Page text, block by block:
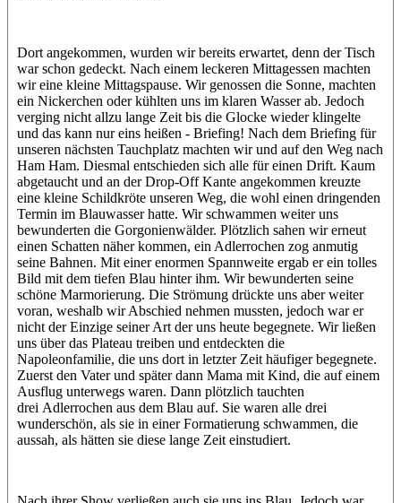
Dort angekommen, wurden wir bereits erwartet, denn der Tisch
war schon gedeckt. Nach einem leckeren Mittagessen machten
wir eine kleine Mittagspause. Wir genossen die Sonne, machten
ein Nickerchen oder kühlten uns im klaren Wasser ab. Jedoch
verging nicht allzu lange Zeit bis die Glocke wieder klingelte
und das kann nur eins heißen - Briefing! Nach dem Briefing für
unseren nächsten Tauchplatz machten wir und auf den Weg nach
Ham Ham. Diesmal entschieden sich alle für einen Drift. Kaum
abgetaucht und an der Drop-Off Kante angekommen kreuzte
eine kleine Schildkröte unseren Weg, die wohl einen dringenden
Termin im Blauwasser hatte. Wir schwammen weiter uns
bewunderten die Gorgonienwälder. Plötzlich sahen wir erneut
einen Schatten näher kommen, ein Adlerrochen zog anmutig
seine Bahnen. Mit einer enormen Spannweite ergab er ein tolles
Bild mit dem tiefen Blau hinter ihm. Wir bewunderten seine
schöne Marmorierung. Die Strömung drückte uns aber weiter
voran, weshalb wir Abschied nehmen mussten, jedoch war er
nicht der Einzige seiner Art der uns heute begegnete. Wir ließen
uns über das Plateau treiben und entdeckten die
Napoleonfamilie, die uns dort in letzter Zeit häufiger begegnete.
Zuerst den Vater und später dann Mama mit Kind, die auf einem
Ausflug unterwegs waren. Dann plötzlich tauchten
drei Adlerrochen aus dem Blau auf. Sie waren alle drei
wunderschön, als sie in einer Formatierung schwammen, die
aussah, als hätten sie diese lange Zeit einstudiert.